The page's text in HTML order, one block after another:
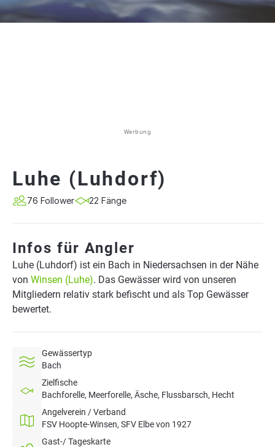
Werbung
Luhe (Luhdorf)
76 Follower 22 Fänge
Infos für Angler
Luhe (Luhdorf) ist ein Bach in Niedersachsen in der Nähe
von Winsen (Luhe). Das Gewässer wird von unseren
Mitgliedern relativ stark befischt und als Top Gewässer
bewertet.
Gewässertyp
Bach
Zielfische
Bachforelle, Meerforelle, Äsche, Flussbarsch, Hecht
Angelverein / Verband
FSV Hoopte-Winsen, SFV Elbe von 1927
Gast-/ Tageskarte